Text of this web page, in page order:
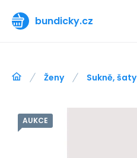
bundicky.cz
Ženy Sukně, šaty
AUKCE